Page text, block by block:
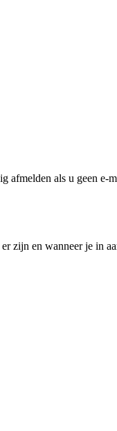
afmelden als u geen e-
zijn en wanneer je in